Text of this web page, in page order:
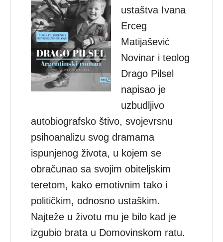
ustaštva Ivana
Erceg
Matijašević
Novinar i teolog
Drago Pilsel
napisao je
uzbudljivo
autobiografsko štivo, svojevrsnu
psihoanalizu svog dramama
ispunjenog života, u kojem se
obračunao sa svojim obiteljskim
teretom, kako emotivnim tako i
političkim, odnosno ustaškim.
Najteže u životu mu je bilo kad je
izgubio brata u Domovinskom ratu.